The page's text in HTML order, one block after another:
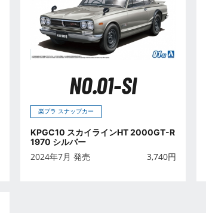
NO.01-SI
楽プラ スナップカー
KPGC10 スカイラインHT 2000GT-R
1970 シルバー
2024年7月 発売 3,740円